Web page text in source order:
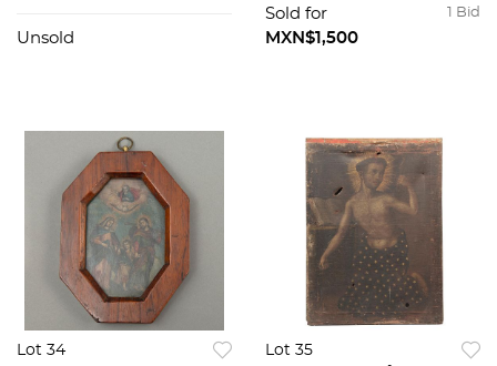
Unsold
sobre gutapercha,
estampa e
1 Bid
Sold for
MXN$1,500
Lot 34 Lot 35